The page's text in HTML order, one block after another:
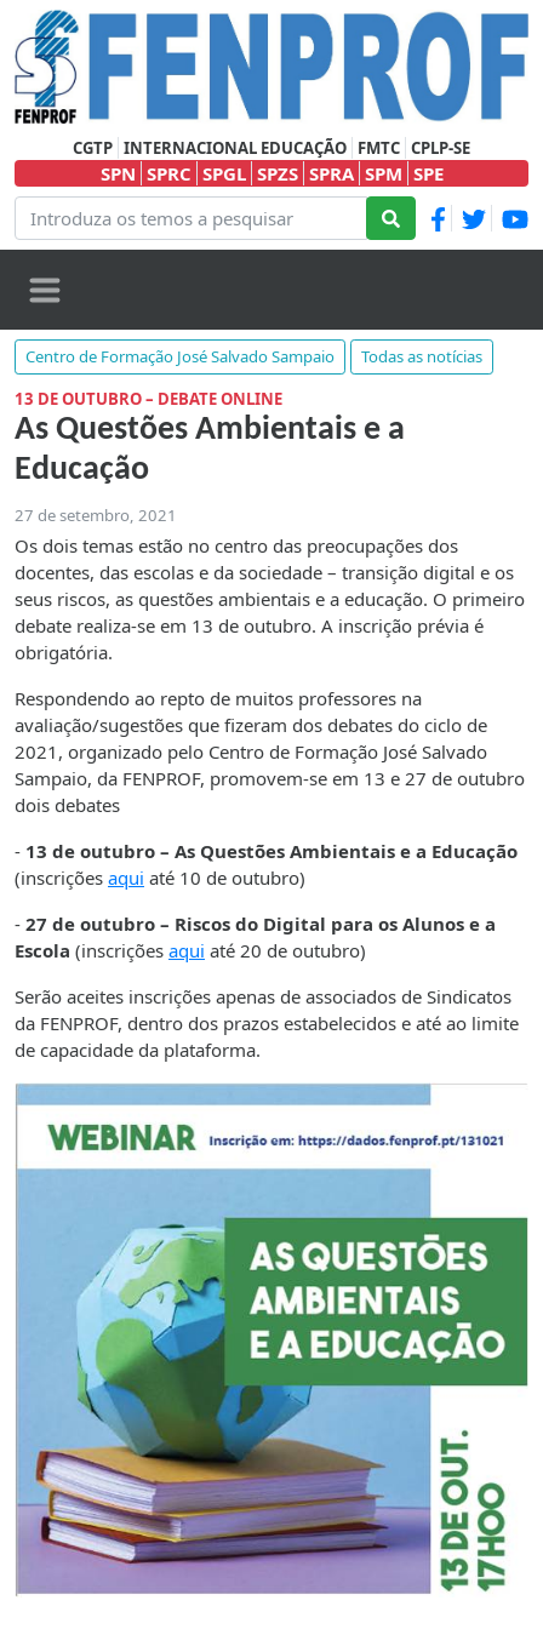
CGTP INTERNACIONAL EDUCAÇÃO FMTC CPLP-SE
SPN SPRC SPGL SPZS SPRA SPM SPE
Centro de Formação José Salvado Sampaio
Todas as notícias
13 DE OUTUBRO – DEBATE ONLINE
As Questões Ambientais e a
Educação
27 de setembro, 2021
Os dois temas estão no centro das preocupações dos
docentes, das escolas e da sociedade – transição digital e os
seus riscos, as questões ambientais e a educação. O primeiro
debate realiza-se em 13 de outubro. A inscrição prévia é
obrigatória.
Respondendo ao repto de muitos professores na
avaliação/sugestões que fizeram dos debates do ciclo de
2021, organizado pelo Centro de Formação José Salvado
Sampaio, da FENPROF, promovem-se em 13 e 27 de outubro
dois debates
- 13 de outubro – As Questões Ambientais e a Educação
(inscrições aqui até 10 de outubro)
- 27 de outubro – Riscos do Digital para os Alunos e a
Escola (inscrições aqui até 20 de outubro)
Serão aceites inscrições apenas de associados de Sindicatos
da FENPROF, dentro dos prazos estabelecidos e até ao limite
de capacidade da plataforma.